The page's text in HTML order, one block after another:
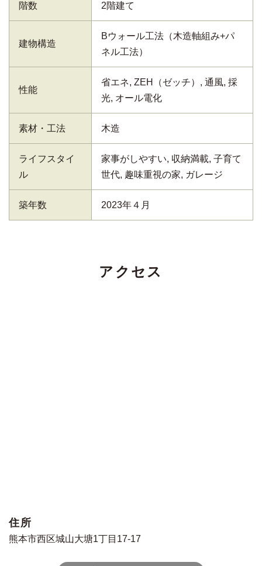
階数 2階建て
建物構造
Bウォール工法（木造軸組み+パ
ネル工法）
性能
省エネ, ZEH（ゼッチ）, 通風, 採
光, オール電化
素材・工法 木造
ライフスタイ
ル
家事がしやすい, 収納満載, 子育て
世代, 趣味重視の家, ガレージ
築年数 2023年４月
アクセス
住所
熊本市西区城山大塘1丁目17-17